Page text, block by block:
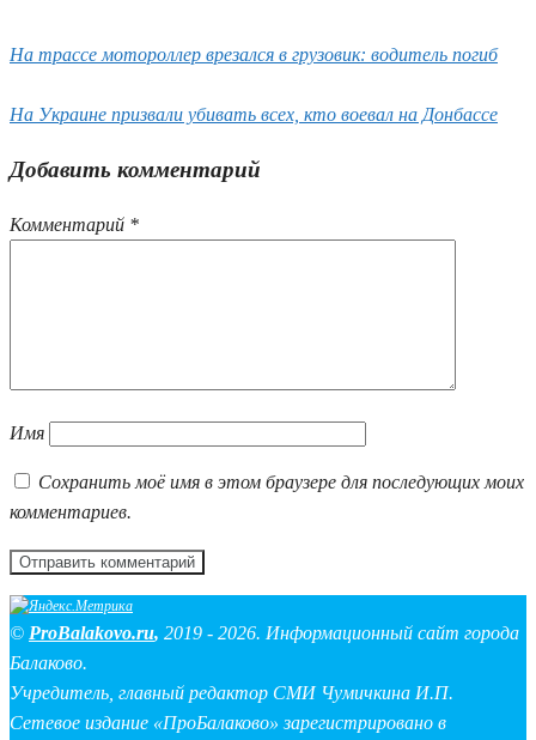
На трассе мотороллер врезался в грузовик: водитель погиб
На Украине призвали убивать всех, кто воевал на Донбассе
Добавить комментарий
Комментарий *
Имя
Сохранить моё имя в этом браузере для последующих моих
комментариев.
© ProBalakovo.ru, 2019 - 2026. Информационный сайт города
Балаково.
Учредитель, главный редактор СМИ Чумичкина И.П.
Сетевое издание «ПроБалаково» зарегистрировано в